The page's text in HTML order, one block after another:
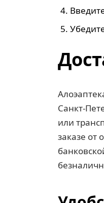
Санкт-
или
заказе от